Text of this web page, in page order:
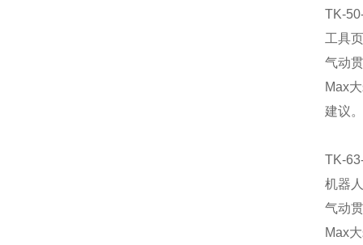
TK-
工具
气动
Max
建议
TK-
机器
气动
Max